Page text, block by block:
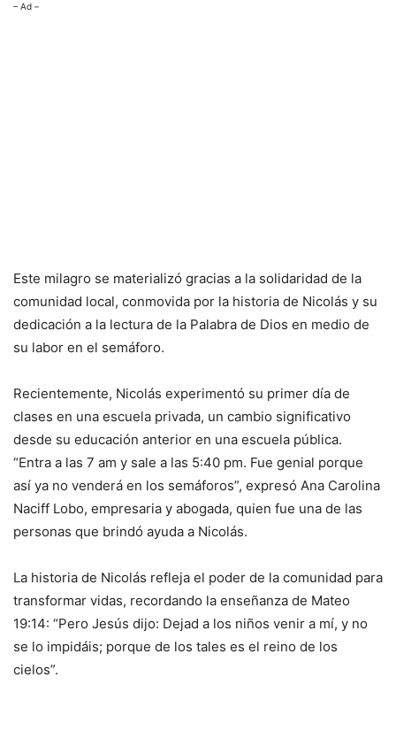
– Ad –
Este milagro se materializó gracias a la solidaridad de la
comunidad local, conmovida por la historia de Nicolás y su
dedicación a la lectura de la Palabra de Dios en medio de
su labor en el semáforo.
Recientemente, Nicolás experimentó su primer día de
clases en una escuela privada, un cambio significativo
desde su educación anterior en una escuela pública.
“Entra a las 7 am y sale a las 5:40 pm. Fue genial porque
así ya no venderá en los semáforos”, expresó Ana Carolina
Naciff Lobo, empresaria y abogada, quien fue una de las
personas que brindó ayuda a Nicolás.
La historia de Nicolás refleja el poder de la comunidad para
transformar vidas, recordando la enseñanza de Mateo
19:14: “Pero Jesús dijo: Dejad a los niños venir a mí, y no
se lo impidáis; porque de los tales es el reino de los
cielos”.